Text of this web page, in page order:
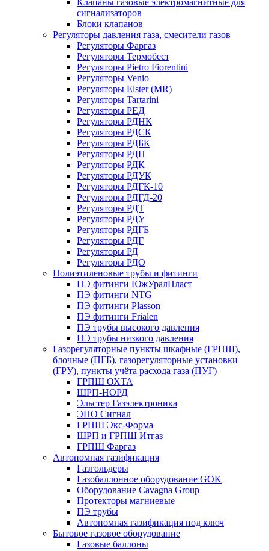
Клапаны газовые электромагнитные для
сигнализаторов
Блоки клапанов
Регуляторы давления газа, смесители газов
Регуляторы Фаргаз
Регуляторы Термобест
Регуляторы Pietro Fiorentini
Регуляторы Venio
Регуляторы Elster (MR)
Регуляторы Tartarini
Регуляторы РЕД
Регуляторы РДНК
Регуляторы РДСК
Регуляторы РДБК
Регуляторы РДП
Регуляторы РДК
Регуляторы РДУК
Регуляторы РДГК-10
Регуляторы РДГД-20
Регуляторы РДТ
Регуляторы РДУ
Регуляторы РДГБ
Регуляторы РДГ
Регуляторы РД
Регуляторы РДО
Полиэтиленовые трубы и фитинги
ПЭ фитинги ЮжУралПласт
ПЭ фитинги NTG
ПЭ фитинги Plasson
ПЭ фитинги Frialen
ПЭ трубы высокого давления
ПЭ трубы низкого давления
Газорегуляторные пункты шкафные (ГРПШ),
блочные (ПГБ), газорегуляторные установки
(ГРУ), пункты учёта расхода газа (ПУГ)
ГРПШ ОХТА
ШРП-НОРД
Эльстер Газэлектроника
ЭПО Сигнал
ГРПШ Экс-Форма
ШРП и ГРПШ Итгаз
ГРПШ Фаргаз
Автономная газификация
Газгольдеры
Газобаллонное оборудование GOK
Оборудование Cavagna Group
Протекторы магниевые
ПЭ трубы
Автономная газификация под ключ
Бытовое газовое оборудование
Газовые баллоны